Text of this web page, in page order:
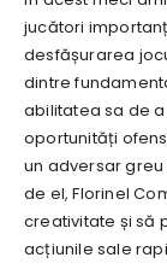
jucători
desfășurarea
dintre
abilitatea sa de
oportunități
un adversar
de el, Florinel
creativitate și să
acțiunile sale